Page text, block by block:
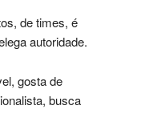
de times, é
autoridade.
gosta de
busca